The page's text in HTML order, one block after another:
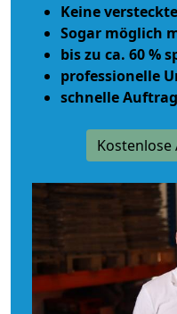
Keine
Sogar möglich
bis zu ca. 60 %
professionelle
schnelle